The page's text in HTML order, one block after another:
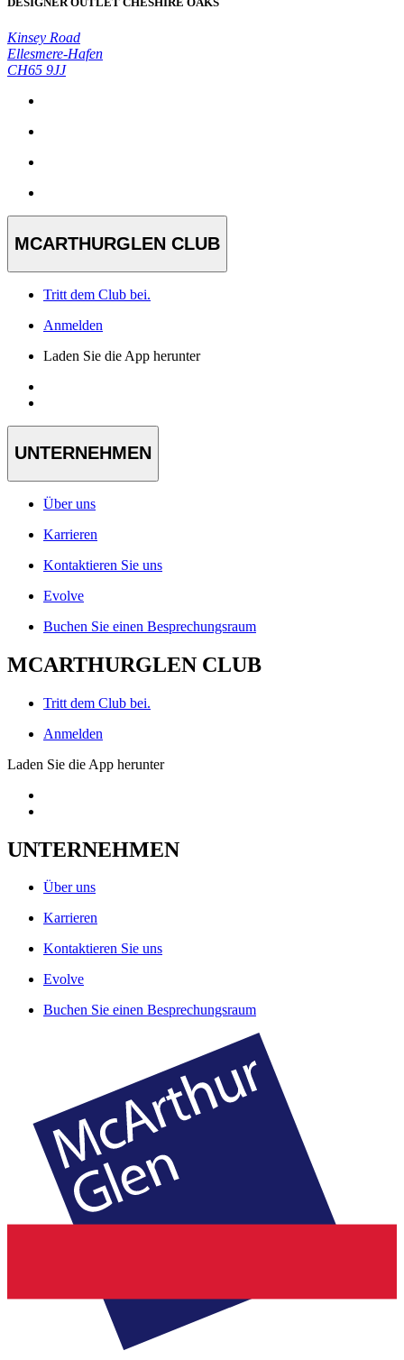
Kinsey Road
Ellesmere-Hafen
CH65 9JJ
MCARTHURGLEN CLUB
Tritt dem Club bei.
Anmelden
Laden Sie die App herunter
UNTERNEHMEN
Über uns
Karrieren
Kontaktieren Sie uns
Evolve
Buchen Sie einen Besprechungsraum
MCARTHURGLEN CLUB
Tritt dem Club bei.
Anmelden
Laden Sie die App herunter
UNTERNEHMEN
Über uns
Karrieren
Kontaktieren Sie uns
Evolve
Buchen Sie einen Besprechungsraum